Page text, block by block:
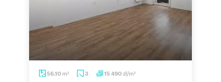
56,10 m2 3 15 490zł/m2